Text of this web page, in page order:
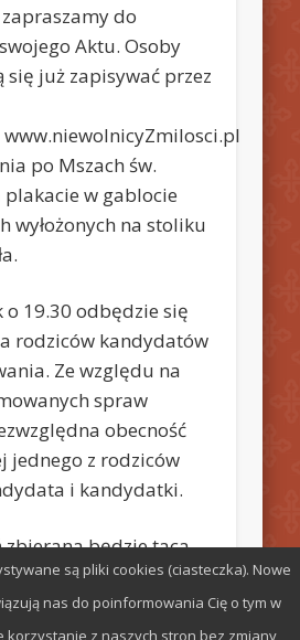
do
Aktu. Osoby
się już zapisywać przez
po Mszach św.
plakacie w gablocie
wyłożonych na stoliku
o 19.30 odbędzie się
rodziców kandydatów
Ze względu na
spraw
obecność
jednego z rodziców
i kandydatki.
zbierana będzie taca
są pliki cookies (ciasteczka). Nowe
nas do poinformowania Cię o tym w
korzystanie z naszych stron bez zmiany